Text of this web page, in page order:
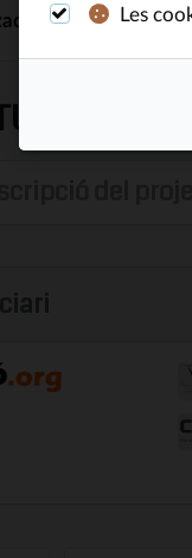
Les